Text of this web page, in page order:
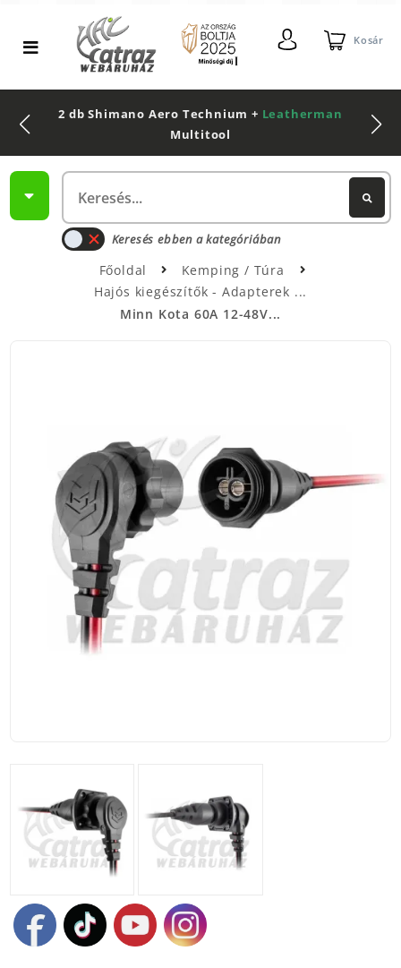
Kosár
2 db Shimano Aero Technium + Leatherman
Multitool
Keresés ebben a kategóriában
Főoldal
Kemping / Túra
Hajós kiegészítők - Adapterek
Minn Kota 60A 12-48V...